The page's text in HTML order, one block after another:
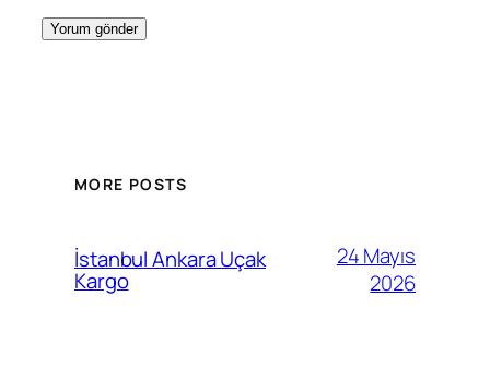
MORE POSTS
İstanbul Ankara Uçak
Kargo
24 Mayıs
2026